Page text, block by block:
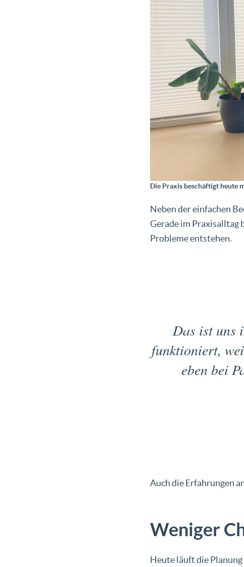
Die Praxis beschäftigt heute
Neben der einfachen
Gerade im Praxisalltag
Probleme entstehen.
Das ist uns
funktioniert,
eben bei
Auch die Erfahrungen
Weniger
Heute läuft die